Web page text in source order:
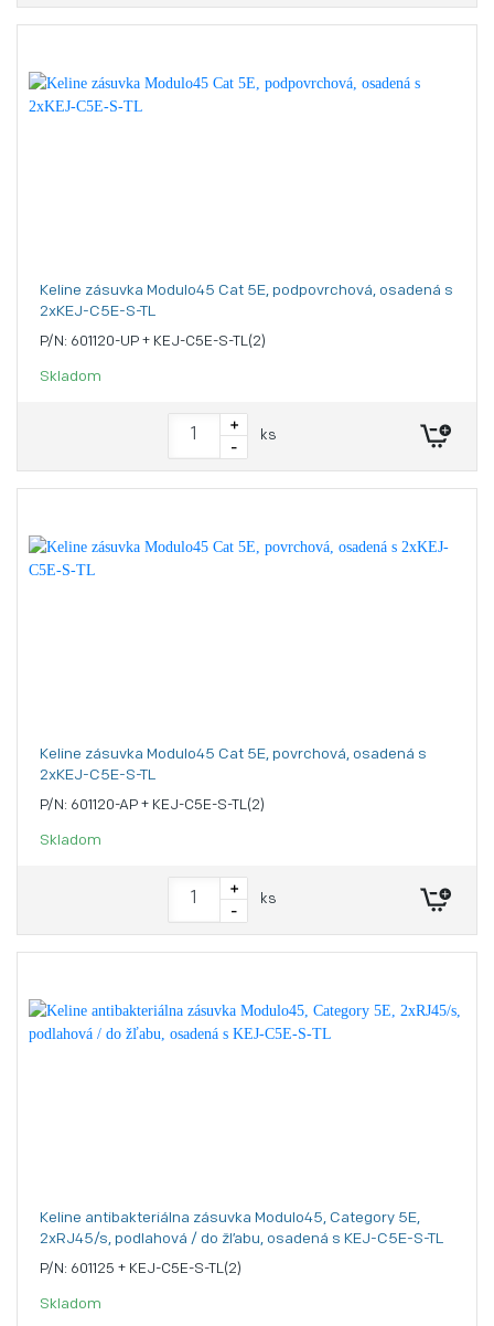
Keline zásuvka Modulo45 Cat 5E, podpovrchová, osadená s
2xKEJ-C5E-S-TL
P/N: 601120-UP + KEJ-C5E-S-TL(2)
Skladom
+
-
ks
Keline zásuvka Modulo45 Cat 5E, povrchová, osadená s
2xKEJ-C5E-S-TL
P/N: 601120-AP + KEJ-C5E-S-TL(2)
Skladom
+
-
ks
Keline antibakteriálna zásuvka Modulo45, Category 5E,
2xRJ45/s, podlahová / do žľabu, osadená s KEJ-C5E-S-TL
P/N: 601125 + KEJ-C5E-S-TL(2)
Skladom